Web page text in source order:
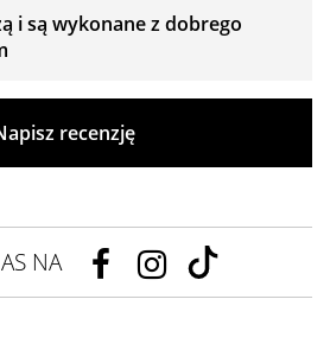
i są wykonane z dobrego
recenzję
NA